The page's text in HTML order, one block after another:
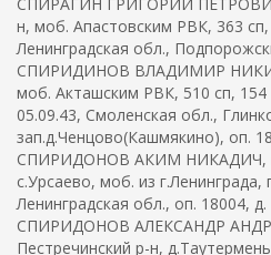
н, моб. Апастовским РВК, 363 сп,
Ленинградская обл.,
СПИРИДИНОВ ВЛАДИМИР
моб. Акташским РВК, 510 сп,
05.09.43, Смоленская обл.,
зап.д.Ченцово(Кашмякино), оп.
СПИРИДОНОВ АКИМ НИКАДИЧ,
с.Урсаево, моб. из г.Ленинграда,
Ленинградская обл., оп. 18004, д.
СПИРИДОНОВ АЛЕКСАНДР
Пестречинский р-н,